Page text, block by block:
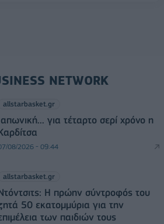
NETWORK
allstarbasket.gr
για τέταρτο σερί χρόνο η
08/2026 - 09:44
allstarbasket.gr
Η πρώην σύντροφός του
50 εκατομμύρια για την
των παιδιών τους